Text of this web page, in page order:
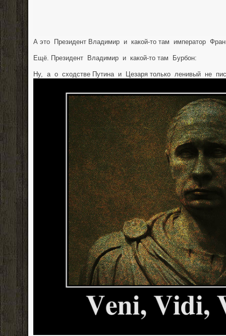
А это Президент Владимир и какой-то там император
Ещё. Президент Владимир и какой-то там Бурбон:
Ну, а о сходстве Путина и Цезаря только ленивый не